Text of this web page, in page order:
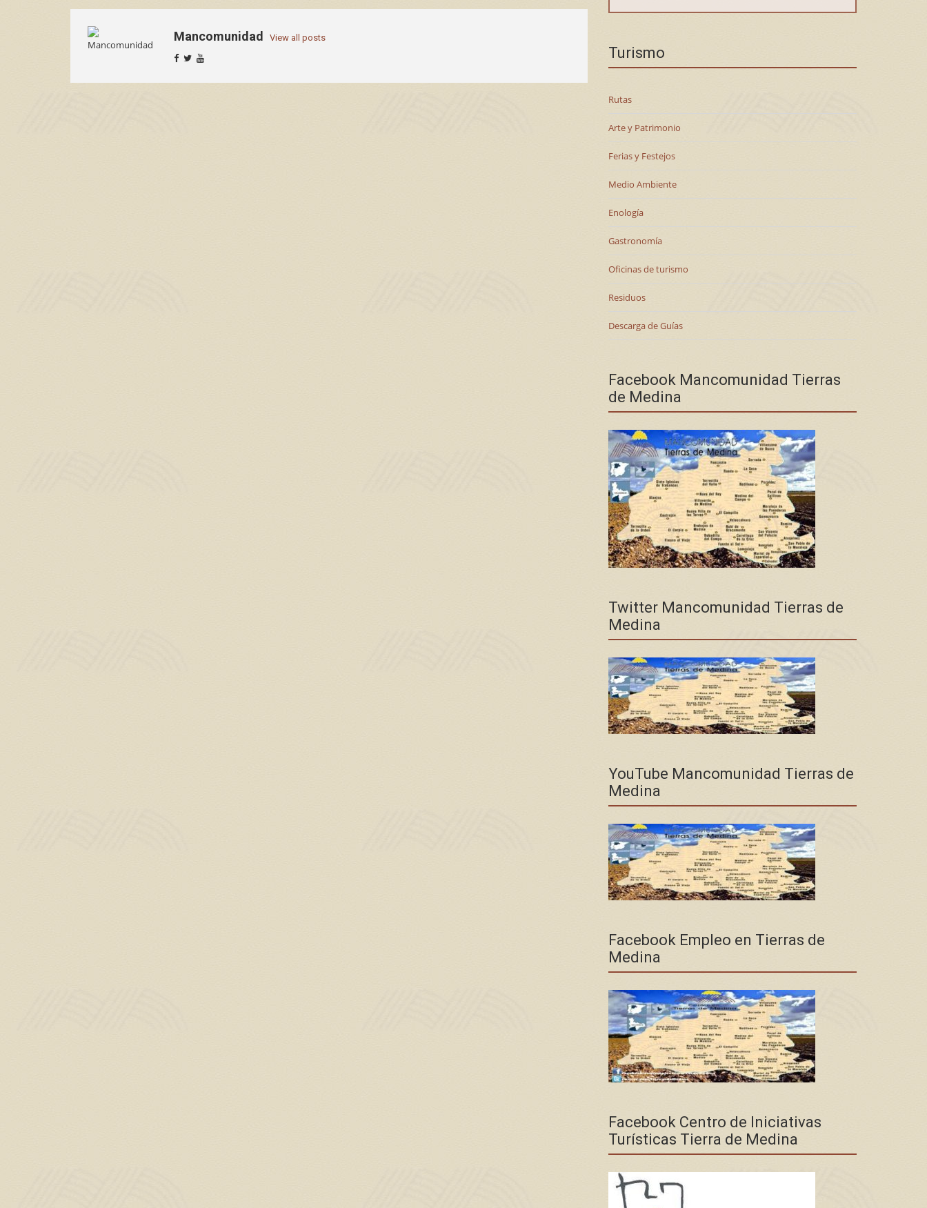
Mancomunidad View all posts
Turismo
Rutas
Arte y Patrimonio
Ferias y Festejos
Medio Ambiente
Enología
Gastronomía
Oficinas de turismo
Residuos
Descarga de Guías
Facebook Mancomunidad Tierras
de Medina
Twitter Mancomunidad Tierras de
Medina
YouTube Mancomunidad Tierras de
Medina
Facebook Empleo en Tierras de
Medina
Facebook Centro de Iniciativas
Turísticas Tierra de Medina